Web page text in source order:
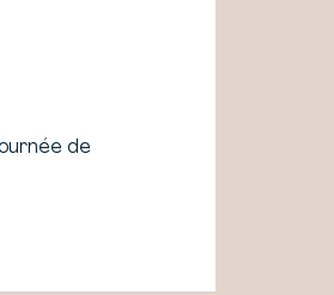
de